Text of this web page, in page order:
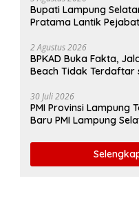
Bupati Lampung
Pratama Lantik
2 Agustus 2026
BPKAD Buka Fakta,
Beach Tidak Terdaftar
30 Juli 2026
PMI Provinsi Lampung
Baru PMI Lampung